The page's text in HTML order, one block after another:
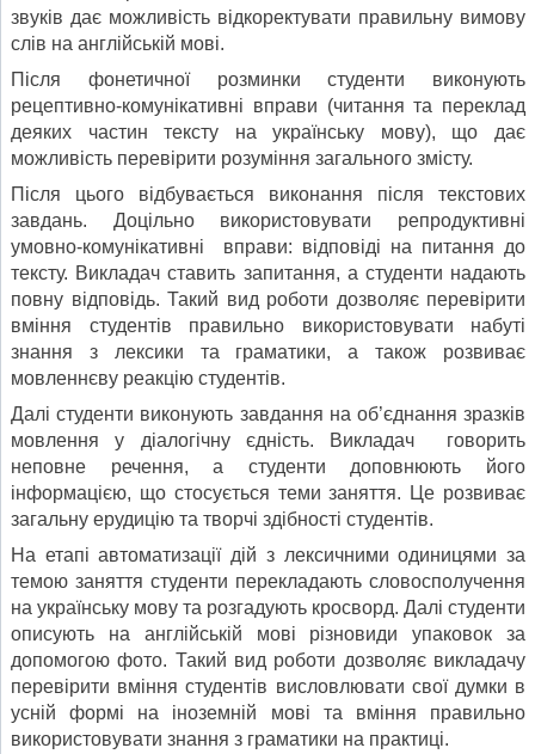
звуків дає можливість відкоректувати правильну вимову
слів на англійській мові.
Після фонетичної розминки студенти виконують
рецептивно-комунікативні вправи (читання та переклад
деяких частин тексту на українську мову), що дає
можливість перевірити розуміння загального змісту.
Після цього відбувається виконання після текстових
завдань. Доцільно використовувати репродуктивні
умовно-комунікативні вправи: відповіді на питання до
тексту. Викладач ставить запитання, а студенти надають
повну відповідь. Такий вид роботи дозволяє перевірити
вміння студентів правильно використовувати набуті
знання з лексики та граматики, а також розвиває
мовленнєву реакцію студентів.
Далі студенти виконують завдання на об’єднання зразків
мовлення у діалогічну єдність. Викладач говорить
неповне речення, а студенти доповнюють його
інформацією, що стосується теми заняття. Це розвиває
загальну ерудицію та творчі здібності студентів.
На етапі автоматизації дій з лексичними одиницями за
темою заняття студенти перекладають словосполучення
на українську мову та розгадують кросворд. Далі студенти
описують на англійській мові різновиди упаковок за
допомогою фото. Такий вид роботи дозволяє викладачу
перевірити вміння студентів висловлювати свої думки в
усній формі на іноземній мові та вміння правильно
використовувати знання з граматики на практиці.